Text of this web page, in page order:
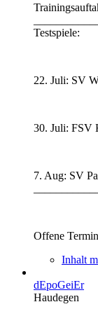
Testspiele:
22. Juli: SV
30. Juli: FSV
7. Aug: SV
Offene
Inhalt
dEpoGeiEr
Haudegen